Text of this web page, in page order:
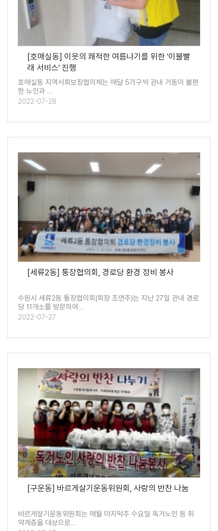
[호매실동] 이웃의 쾌적한 여름나기를 위한 '이불빨
래 서비스' 진행
호매실동 지역사회보장협의체는 매달 5가구씩 관내 거동이 불편
한 노인과 …
2022-07-28
[세류2동] 통장협의회, 경로당 환경 정비 봉사
수원시 세류2동 통장협의회(회장 조연주)는 지난 27일 관내 경로
당 11개소를 방문하여…
2022-07-27
[구운동] 바르게살기운동위원회, 사랑의 반찬 나눔
바르게살기운동위원회는 매월 마지막주 수요일 독거노인 등 취
약계층을 대상으로…